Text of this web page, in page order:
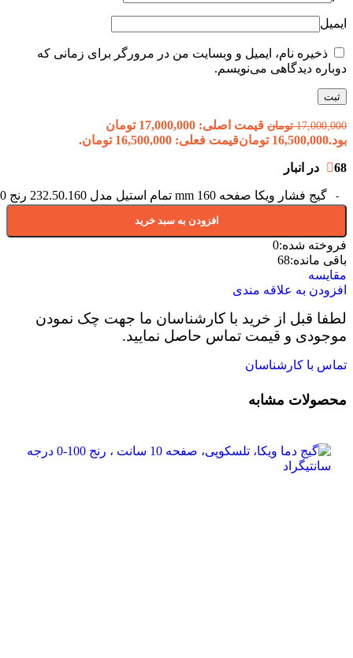
ایمیل
ذخیره نام، ایمیل و وبسایت من در مرورگر برای زمانی که
دوباره دیدگاهی می‌نویسم.
17,000,000 تومان
قیمت اصلی: 17,000,000 تومان
بود.16,500,000 تومانقیمت فعلی: 16,500,000 تومان.
68 در انبار
گیج فشار ویکا صفحه 160 mm تمام استیل مدل 232.50.160 رنج 0 تا 10 بار عدد
افزودن به سبد خرید
فروخته شده:0
باقی مانده:68
مقایسه
افزودن به علاقه مندی
لطفا قبل از خرید با کارشناسان ما جهت چک نمودن
موجودی و قیمت تماس حاصل نمایید.
تماس با کارشناسان
محصولات مشابه